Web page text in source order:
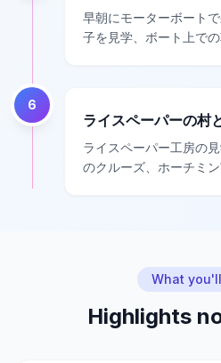
早朝にモーターボート
子を見学、ボート上での
6
ライスペーパーの村
ライスペーパー工房の
のクルーズ、ホーチミ
What
Highlights